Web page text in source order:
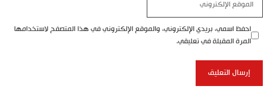
الإلكتروني
احفظ اسمي، بريدي الإلكتروني، والموقع الإلكتروني في هذا المتصفح لاستخدامها
المرة المقبلة في تعليقي.